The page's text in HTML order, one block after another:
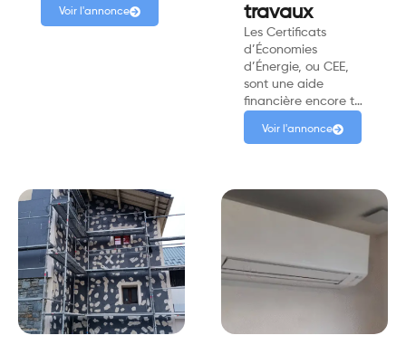
Voir l'annonce
travaux
Les Certificats
d’Économies
d’Énergie, ou CEE,
sont une aide
financière encore t…
Voir l'annonce